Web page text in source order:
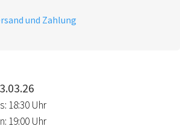
und Zahlung
18:30 Uhr
19:00 Uhr